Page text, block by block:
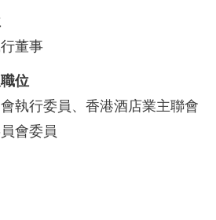
董事
位
執行委員、香港酒店業主聯會
會委員